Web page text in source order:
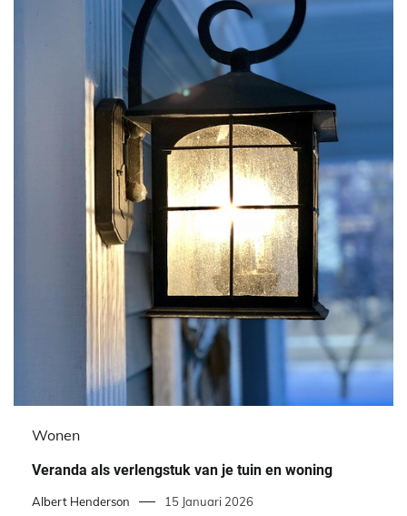
Wonen
Veranda als verlengstuk van je tuin en woning
Albert Henderson 15 Januari 2026